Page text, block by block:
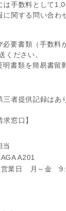
手数料として
関する問い合わ
要書類（手数料
ください。
書類を簡易書留
者提供記録はあ
窓口】
当
A201
業日 月～金